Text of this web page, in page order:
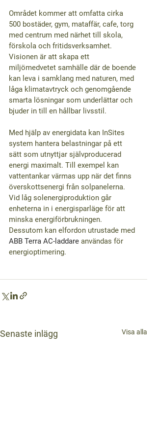
Området kommer att omfatta cirka
500 bostäder, gym, mataffär, cafe, torg
med centrum med närhet till skola,
förskola och fritidsverksamhet.
Visionen är att skapa ett
miljömedvetet samhälle där de boende
kan leva i samklang med naturen, med
låga klimatavtryck och genomgående
smarta lösningar som underlättar och
bjuder in till en hållbar livsstil.
Med hjälp av energidata kan InSites
system hantera belastningar på ett
sätt som utnyttjar självproducerad
energi maximalt. Till exempel kan
vattentankar värmas upp när det finns
överskottsenergi från solpanelerna.
Vid låg solenergiproduktion går
enheterna in i energisparläge för att
minska energiförbrukningen.
Dessutom kan elfordon utrustade med
ABB Terra AC-laddare användas för
energioptimering.
Senaste inlägg Visa alla